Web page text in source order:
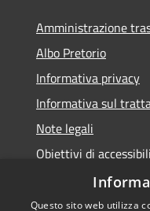
Amministrazione
Albo Pretorio
Informativa privacy
Informativa sul
Note legali
Obiettivi di
Dichiarazione di
Questo sito web utilizza